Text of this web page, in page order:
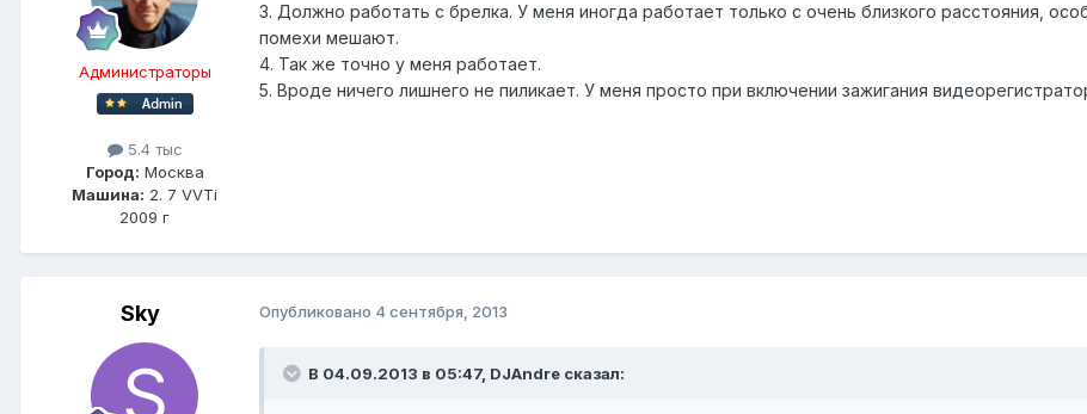
Администраторы
5.4 тыс
Город: Москва
Машина: 2. 7 VVTi
2009 г
3. Должно работать с брелка. У меня иногда работает только с очень близкого расстояния,
помехи мешают.
4. Так же точно у меня работает.
5. Вроде ничего лишнего не пиликает. У меня просто при включении зажигания
Sky Опубликовано 4 сентября, 2013
В 04.09.2013 в 05:47, DJAndre сказал: